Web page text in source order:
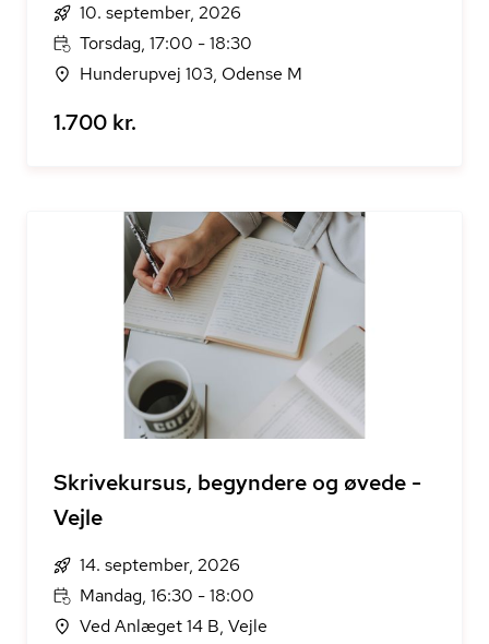
10. september, 2026
Torsdag, 17:00 - 18:30
Hunderupvej 103, Odense M
1.700 kr.
Skrivekursus, begyndere og øvede -
Vejle
14. september, 2026
Mandag, 16:30 - 18:00
Ved Anlæget 14 B, Vejle